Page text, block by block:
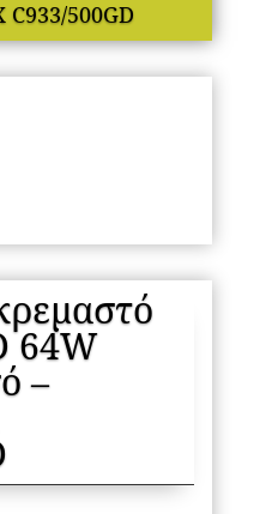
C933/500GD
64W
–